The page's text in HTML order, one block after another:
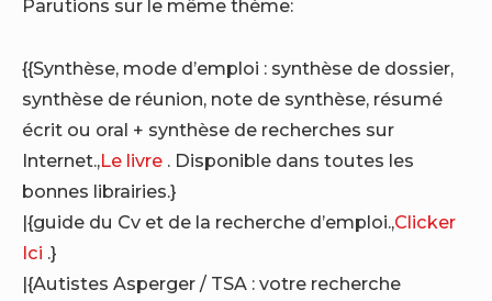
Parutions sur le même thème:
{{Synthèse, mode d’emploi : synthèse de dossier,
synthèse de réunion, note de synthèse, résumé
écrit ou oral + synthèse de recherches sur
Internet.,Le livre . Disponible dans toutes les
bonnes librairies.}
|{guide du Cv et de la recherche d’emploi.,Clicker
Ici .}
|{Autistes Asperger / TSA : votre recherche